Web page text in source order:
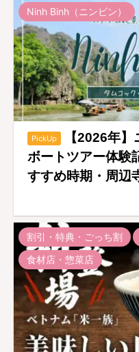
Ninh Binh（ニンビン）
PickUp
【2026年
ボートツアー体験
すすめ時期・周辺
割引・特典・ごっち割
食材店・惣菜店